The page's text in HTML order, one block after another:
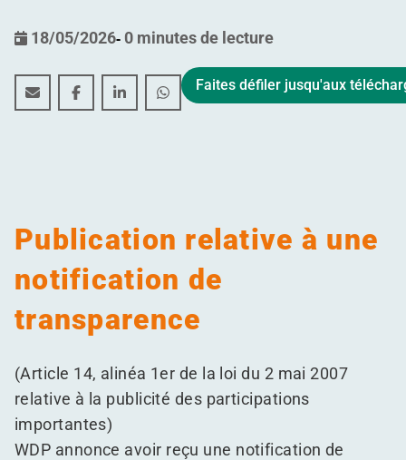
18/05/2026- 0 minutes de lecture
Publication relative à une notification de transparence
Publication relative à une notification de
Publication relative à une notification de
Publication relative à une
Faites défiler jusqu'aux
Publication relative à une
notification de
transparence
(Article 14, alinéa 1er de la loi du 2 mai 2007
relative à la publicité des participations
importantes)
WDP annonce avoir reçu une notification de